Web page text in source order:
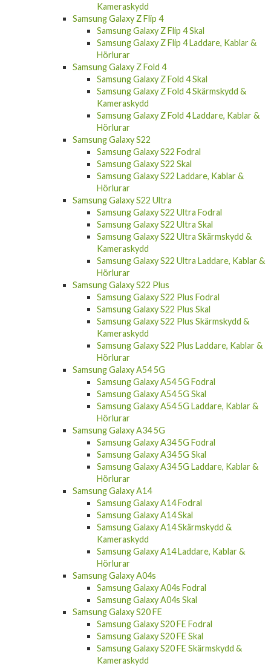
Kameraskydd
Samsung Galaxy Z Flip 4
Samsung Galaxy Z Flip 4 Skal
Samsung Galaxy Z Flip 4 Laddare, Kablar &
Hörlurar
Samsung Galaxy Z Fold 4
Samsung Galaxy Z Fold 4 Skal
Samsung Galaxy Z Fold 4 Skärmskydd &
Kameraskydd
Samsung Galaxy Z Fold 4 Laddare, Kablar &
Hörlurar
Samsung Galaxy S22
Samsung Galaxy S22 Fodral
Samsung Galaxy S22 Skal
Samsung Galaxy S22 Laddare, Kablar &
Hörlurar
Samsung Galaxy S22 Ultra
Samsung Galaxy S22 Ultra Fodral
Samsung Galaxy S22 Ultra Skal
Samsung Galaxy S22 Ultra Skärmskydd &
Kameraskydd
Samsung Galaxy S22 Ultra Laddare, Kablar &
Hörlurar
Samsung Galaxy S22 Plus
Samsung Galaxy S22 Plus Fodral
Samsung Galaxy S22 Plus Skal
Samsung Galaxy S22 Plus Skärmskydd &
Kameraskydd
Samsung Galaxy S22 Plus Laddare, Kablar &
Hörlurar
Samsung Galaxy A54 5G
Samsung Galaxy A54 5G Fodral
Samsung Galaxy A54 5G Skal
Samsung Galaxy A54 5G Laddare, Kablar &
Hörlurar
Samsung Galaxy A34 5G
Samsung Galaxy A34 5G Fodral
Samsung Galaxy A34 5G Skal
Samsung Galaxy A34 5G Laddare, Kablar &
Hörlurar
Samsung Galaxy A14
Samsung Galaxy A14 Fodral
Samsung Galaxy A14 Skal
Samsung Galaxy A14 Skärmskydd &
Kameraskydd
Samsung Galaxy A14 Laddare, Kablar &
Hörlurar
Samsung Galaxy A04s
Samsung Galaxy A04s Fodral
Samsung Galaxy A04s Skal
Samsung Galaxy S20 FE
Samsung Galaxy S20 FE Fodral
Samsung Galaxy S20 FE Skal
Samsung Galaxy S20 FE Skärmskydd &
Kameraskydd